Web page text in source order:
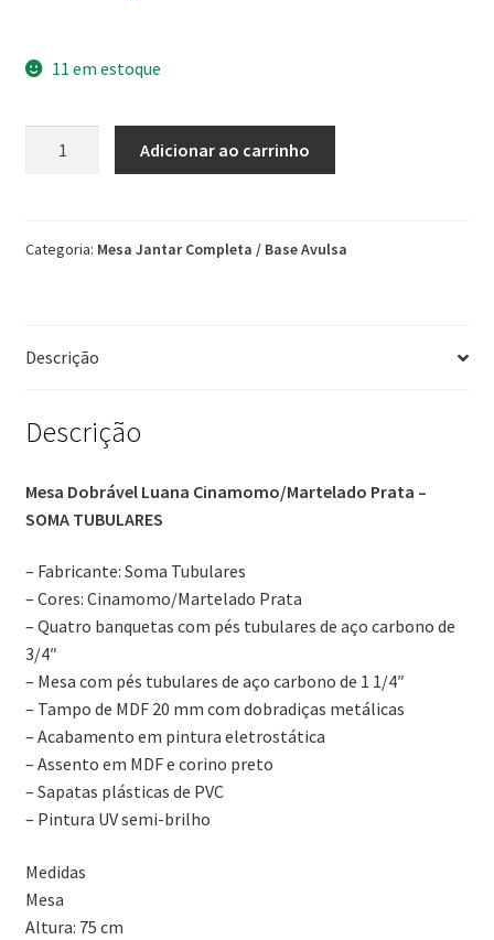
11 em estoque
Prata
Adicionar ao carrinho
Categoria: Mesa Jantar Completa / Base Avulsa
Descrição
Descrição
Mesa Dobrável Luana Cinamomo/Martelado Prata –
SOMA TUBULARES
– Fabricante: Soma Tubulares
– Cores: Cinamomo/Martelado Prata
– Quatro banquetas com pés tubulares de aço carbono de
3/4″
– Mesa com pés tubulares de aço carbono de 1 1/4″
– Tampo de MDF 20 mm com dobradiças metálicas
– Acabamento em pintura eletrostática
– Assento em MDF e corino preto
– Sapatas plásticas de PVC
– Pintura UV semi-brilho
Medidas
Mesa
Altura: 75 cm